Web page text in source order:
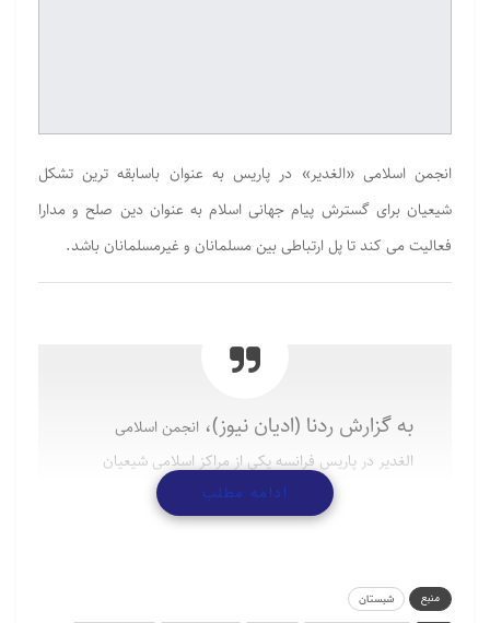
انجمن اسلامی «الغدیر» در پاریس به عنوان باسابقه ترین تشکل
شیعیان برای گسترش پیام جهانی اسلام به عنوان دین صلح و مدارا
فعالیت می کند تا پل ارتباطی بین مسلمانان و غیرمسلمانان باشد.
به گزارش ردنا (ادیان نیوز)، انجمن اسلامی
الغدیر در پاریس فرانسه یکی از مراکز اسلامی شیعیان
تاسیس شد. این انجمن اسلامی امامیه یک انجمن قانونی
تاسیس این انجمن با هدف مذهبی،
ادامه مطلب
منبع
شبستان